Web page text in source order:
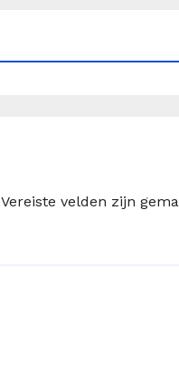
Vereiste velden zijn